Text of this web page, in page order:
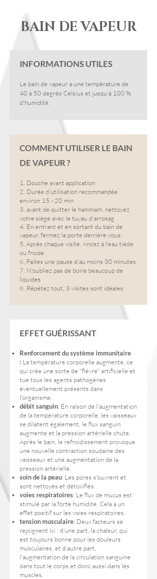
BAIN DE VAPEUR
INFORMATIONS UTILES
Le bain de vapeur a une température de
40 à 50 degrés Celsius et jusqu'à 100 %
d'humidité.
COMMENT UTILISER LE BAIN
DE VAPEUR ?
1. Douche avant application
2. Durée d'utilisation recommandée
environ 15 - 20 min
3. avant de quitter le hammam, nettoyez
votre siège avec le tuyau d'arrosag
4. En entrant et en sortant du bain de
vapeur, fermez la porte derrière vous.
5. Après chaque visite, rincez à l'eau tiède
ou froide
6. Faites une pause d'au moins 30 minutes
7. N'oubliez pas de boire beaucoup de
liquides
8. Répétez tout, 3 visites sont idéales
EFFET GUÉRISSANT
Renforcement du système immunitaire
: La température corporelle augmente, ce
qui crée une sorte de "fièvre" artificielle et
tue tous les agents pathogènes
éventuellement présents dans
l'organisme.
débit sanguin: En raison de l'augmentation
de la température corporelle, les vaisseaux
se dilatent également, le flux sanguin
augmente et la pression artérielle chute.
Après le bain, le refroidissement provoque
une nouvelle contraction soudaine des
vaisseaux et une augmentation de la
pression artérielle.
soin de la peau: Les pores s'ouvrent et
sont nettoyés et détoxifiés.
voies respiratoires: Le flux de mucus est
stimulé par la forte humidité. Cela a un
effet positif sur les voies respiratoires.
tension musculaire: Deux facteurs se
rejoignent ici : d'une part, la chaleur, qui
est toujours bonne pour les douleurs
musculaires, et d'autre part,
l'augmentation de la circulation sanguine
dans tout le corps et donc aussi dans les
muscles.